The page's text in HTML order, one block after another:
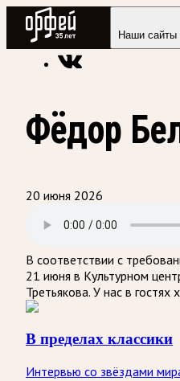
Радио Орфей
Наши сайты
Радио классической
Фёдор
20 июня 2026
В соответствии с
21 июня в Культурном
Третьякова. У нас в
В пределах классики
Интервью со звёздами